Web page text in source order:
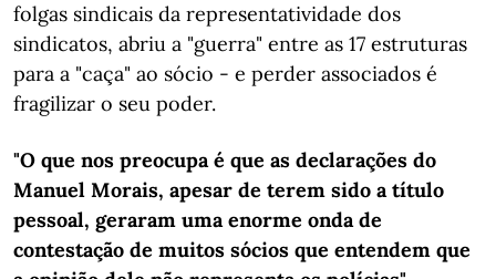
folgas sindicais da representatividade dos
sindicatos, abriu a "guerra" entre as 17 estruturas
para a "caça" ao sócio - e perder associados é
fragilizar o seu poder.
"O que nos preocupa é que as declarações do
Manuel Morais, apesar de terem sido a título
pessoal, geraram uma enorme onda de
contestação de muitos sócios que entendem que